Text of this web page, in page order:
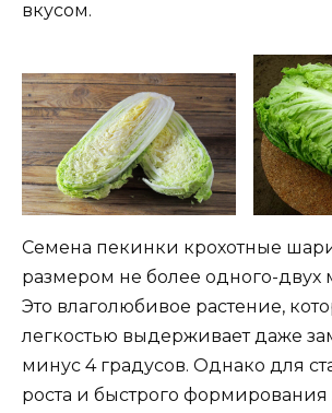
вкусом.
Семена пекинки крохотные
размером не более одного-двух
Это влаголюбивое растение,
легкостью выдерживает даже
минус 4 градусов. Однако для
роста и быстрого формирования